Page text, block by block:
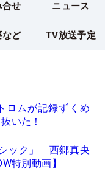
合せ ニュース
など TV放送予定
ロムが記録ずくめ
いた！
シック」 西郷真央
特別動画】